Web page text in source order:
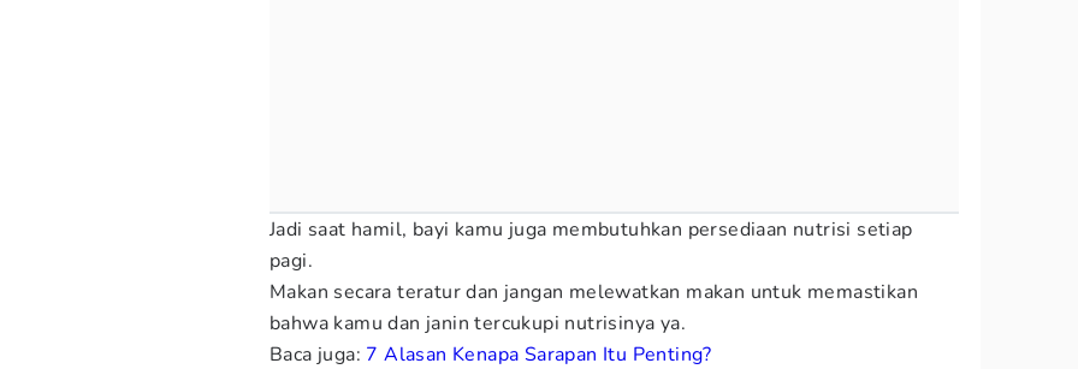
Jadi saat hamil, bayi kamu juga membutuhkan persediaan nutrisi setiap
pagi.
Makan secara teratur dan jangan melewatkan makan untuk memastikan
bahwa kamu dan janin tercukupi nutrisinya ya.
Baca juga: 7 Alasan Kenapa Sarapan Itu Penting?